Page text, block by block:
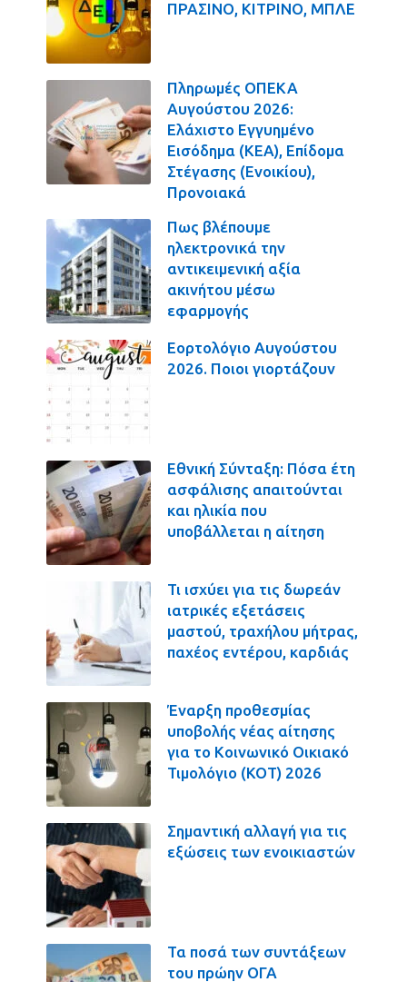
ΠΡΑΣΙΝΟ, ΚΙΤΡΙΝΟ, ΜΠΛΕ
Πληρωμές ΟΠΕΚΑ
Αυγούστου 2026:
Ελάχιστο Εγγυημένο
Εισόδημα (ΚΕΑ), Επίδομα
Στέγασης (Ενοικίου),
Προνοιακά
Πως βλέπουμε
ηλεκτρονικά την
αντικειμενική αξία
ακινήτου μέσω
εφαρμογής
Εορτολόγιο Αυγούστου
2026. Ποιοι γιορτάζουν
Εθνική Σύνταξη: Πόσα έτη
ασφάλισης απαιτούνται
και ηλικία που
υποβάλλεται η αίτηση
Τι ισχύει για τις δωρεάν
ιατρικές εξετάσεις
μαστού, τραχήλου μήτρας,
παχέος εντέρου, καρδιάς
Έναρξη προθεσμίας
υποβολής νέας αίτησης
για το Κοινωνικό Οικιακό
Τιμολόγιο (ΚΟΤ) 2026
Σημαντική αλλαγή για τις
εξώσεις των ενοικιαστών
Τα ποσά των συντάξεων
του πρώην ΟΓΑ